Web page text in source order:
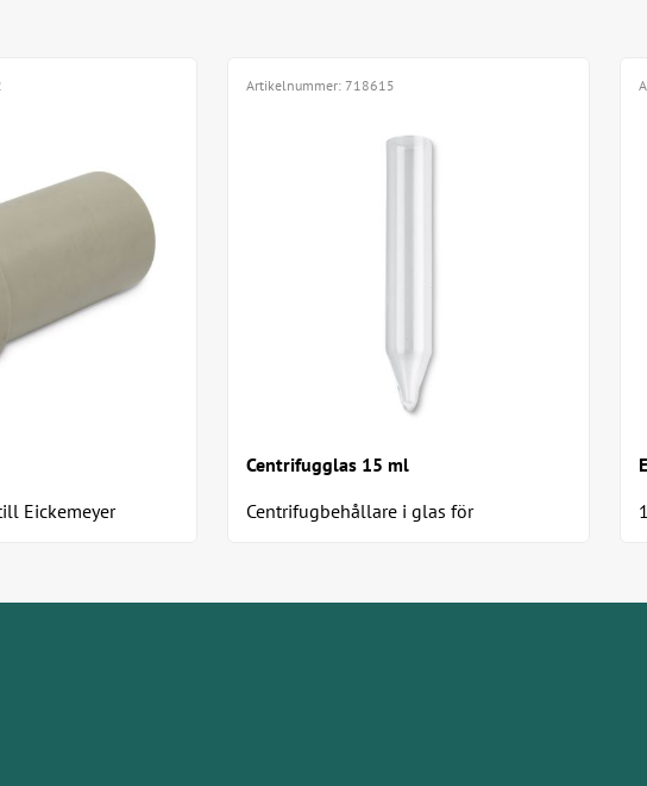
Tips: Om du ofta centrifugerar eppendorfrör kan du
Eickemeyer
Centrifugglas 15 ml
Centrifugbehållare i glas för
Artikelnummer: 718615